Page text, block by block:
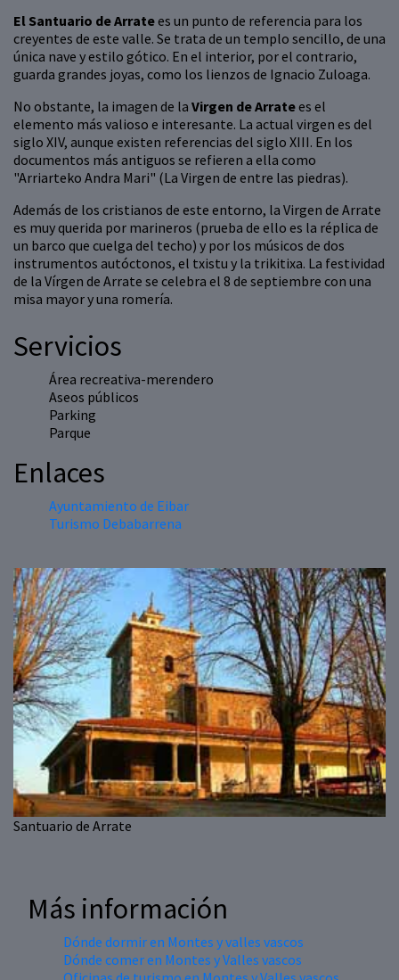
El Santuario de Arratees un punto de referencia para los
creyentes de este valle. Se trata de un templo sencillo, de una
única nave y estilo gótico. En el interior, por el contrario,
guarda grandes joyas, como los lienzos de Ignacio Zuloaga.
No obstante, la imagen de la Virgen de Arratees el
elemento más valioso e interesante. La actual virgen es del
siglo XIV, aunque existen referencias del siglo XIII. En los
documentos más antiguos se refieren a ella como
"Arriarteko Andra Mari" (La Virgen de entre las piedras).
Además de los cristianos de este entorno, la Virgen de Arrate
es muy querida por marineros (prueba de ello es la réplica de
un barco que cuelga del techo) y por los músicos de dos
instrumentos autóctonos, el txistu y la trikitixa. La festividad
de la Vírgen de Arrate se celebra el 8 de septiembre con una
misa mayor y una romería.
Servicios
Área recreativa-merendero
Aseos públicos
Parking
Parque
Enlaces
Ayuntamiento de Eibar
Turismo Debabarrena
Santuario de Arrate
Más información
Dónde dormir en Montes y valles vascos
Dónde comer en Montes y Valles vascos